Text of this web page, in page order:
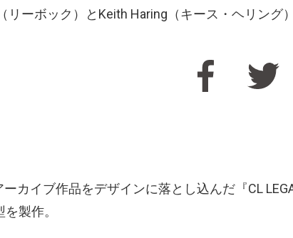
リーボック）とKeith Haring（キース・ヘリング
カイブ作品をデザインに落とし込んだ『CL
製作。